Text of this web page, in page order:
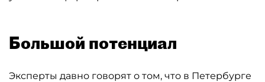
Большой потенциал
Эксперты давно говорят о том, что в Петербурге